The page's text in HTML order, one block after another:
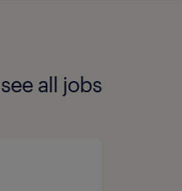
see all jobs